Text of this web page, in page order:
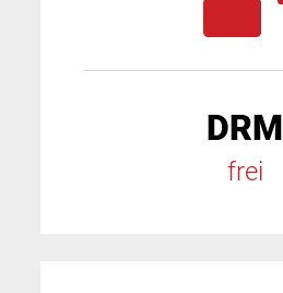
DRM
frei